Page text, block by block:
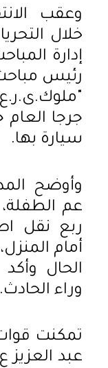
وعقب
خلال
إدارة
رئيس
جرجا
سيارة بها.
عم الطفلة،
ربع نقل
أمام
الحال
وراء الحادث.
تمكنت